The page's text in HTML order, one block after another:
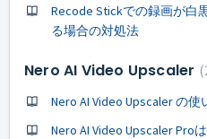
Recode Stickでの録画が白
る場合の対処法
Nero AI Video Upscaler
Nero AI Video Upscaler の使
Nero AI Video Upscaler Pro